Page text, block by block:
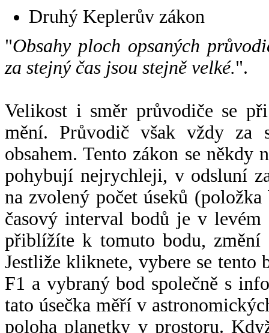
Druhý Keplerův zákon
"Obsahy ploch opsaných
za stejný čas jsou stejně velké.".
Velikost i směr průvodiče se
mění. Průvodič však vždy za
obsahem. Tento zákon se někdy
pohybují nejrychleji, v odsluní
na zvolený počet úseků
časový interval bodů je v
přiblížíte k tomuto bodu,
Jestliže kliknete, vybere se tento
F1 a vybraný bod společně s
tato úsečka měří v
poloha planetky v prostoru.